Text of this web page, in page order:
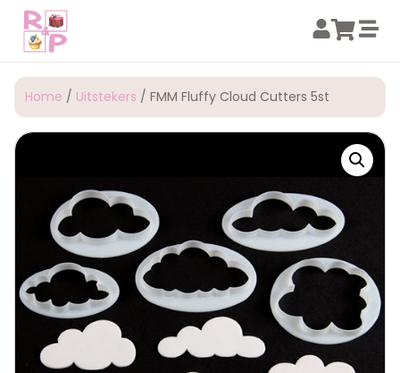
Home / Uitstekers / FMM Fluffy Cloud Cutters 5st